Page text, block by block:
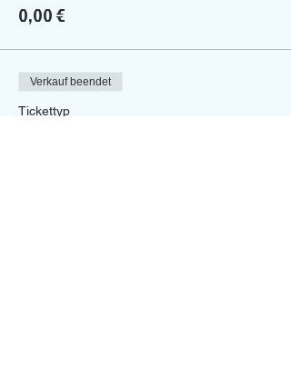
0,00 €
Verkauf beendet
Tickettyp